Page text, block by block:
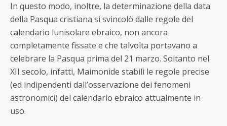
In questo modo, inoltre, la determinazione della data
della Pasqua cristiana si svincolò dalle regole del
calendario lunisolare ebraico, non ancora
completamente fissate e che talvolta portavano a
celebrare la Pasqua prima del 21 marzo. Soltanto nel
XII secolo, infatti, Maimonide stabilì le regole precise
(ed indipendenti dall’osservazione dei fenomeni
astronomici) del calendario ebraico attualmente in
uso.